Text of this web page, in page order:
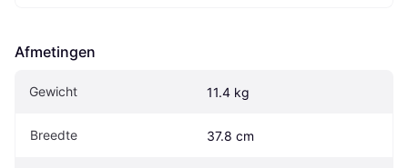
Afmetingen
Gewicht 11.4 kg
Breedte 37.8 cm